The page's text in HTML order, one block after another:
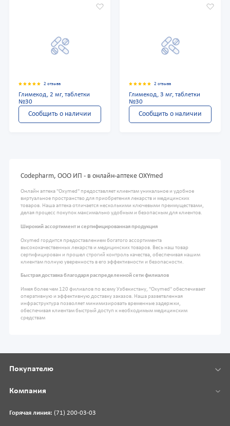
2 отзыва
Глимекод, 2 мг, таблетки
№30
Сообщить о наличии
2 отзыва
Глимекод, 3 мг, таблетки
№30
Сообщить о наличии
Codepharm, ООО ИП - в онлайн-аптеке OXYmed
Онлайн аптека "Oxymed" предоставляет клиентам уникальное и удобное
виртуальное пространство для приобретения лекарств и медицинских
товаров. Наша аптека отличается несколькими ключевыми преимуществами,
делая процесс покупок максимально удобным и безопасным для клиентов.
Широкий ассортимент и сертифицированная продукция
Oxymed гордится предоставлением богатого ассортимента
высококачественных лекарств и медицинских товаров. Весь наш товар
сертифицирован и прошел строгий контроль качества, обеспечивая нашим
клиентам полную уверенность в его эффективности и безопасности.
Быстрая доставка благодаря распределенной сети филиалов
Имея более чем 120 филиалов по всему Узбекистану, "Oxymed" обеспечивает
оперативную и эффективную доставку заказов. Наша разветвленная
инфраструктура позволяет минимизировать временные задержки,
обеспечивая клиентам быстрый доступ к необходимым медицинским
средствам
Горячая линия: (71) 200-03-03
Покупателю
Компания